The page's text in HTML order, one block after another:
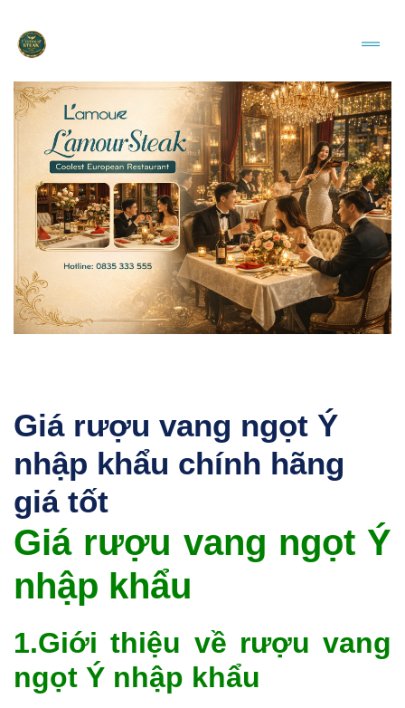
Giá rượu vang ngọt Ý
nhập khẩu chính hãng
giá tốt
Giá rượu vang ngọt Ý
nhập khẩu
1.Giới thiệu về rượu vang
ngọt Ý nhập khẩu